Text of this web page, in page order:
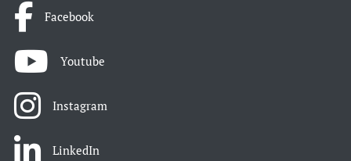
Facebook
Youtube
Instagram
LinkedIn